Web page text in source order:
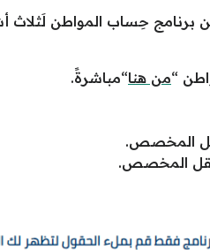
برنامج حِساب المواطن
“من هنا“مباشرةً.